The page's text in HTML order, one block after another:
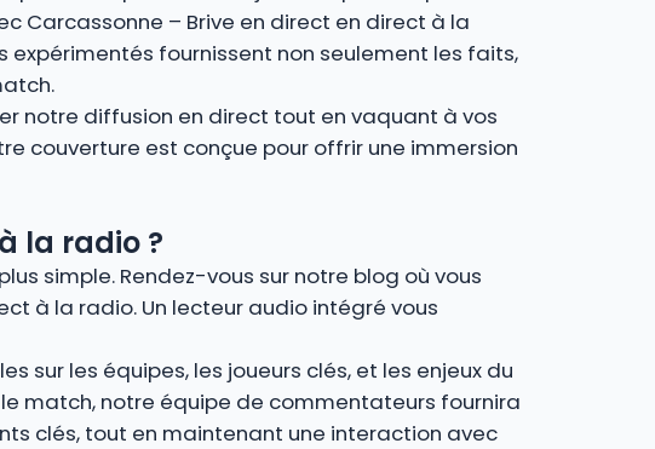
Carcassonne – Brive en direct en direct à la
fournissent non seulement les faits,
notre diffusion en direct tout en vaquant à vos
couverture est conçue pour offrir une immersion
la radio ?
simple. Rendez-vous sur notre blog où vous
à la radio. Un lecteur audio intégré vous
sur les équipes, les joueurs clés, et les enjeux du
match, notre équipe de commentateurs fournira
clés, tout en maintenant une interaction avec